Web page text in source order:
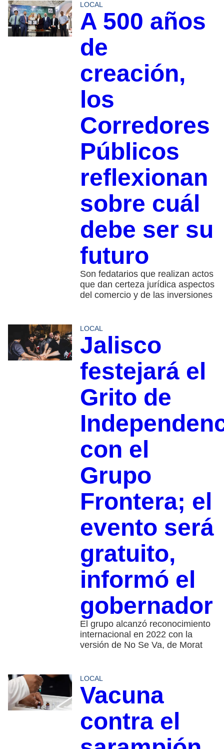
LOCAL
A 500 años
de
creación,
los
Corredores
Públicos
reflexionan
sobre cuál
debe ser su
futuro
Son fedatarios que realizan actos
que dan certeza jurídica aspectos
del comercio y de las inversiones
LOCAL
Jalisco
festejará el
Grito de
con el
Grupo
Frontera; el
evento será
gratuito,
informó el
gobernador
El grupo alcanzó reconocimiento
internacional en 2022 con la
versión de No Se Va, de Morat
LOCAL
Vacuna
contra el